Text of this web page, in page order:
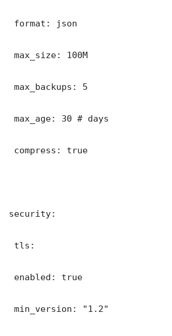
format: json
max_size: 100M
max_backups: 5
max_age: 30 # days
compress: true
security:
tls:
enabled: true
min_version: "1.2"